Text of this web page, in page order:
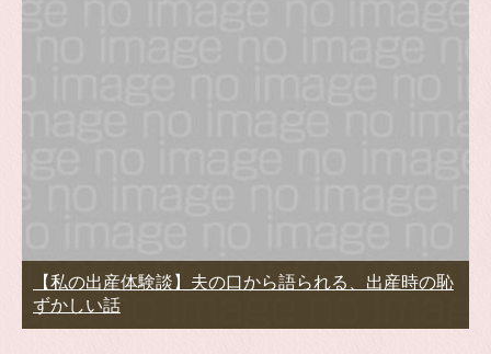
【私の出産体験談】夫の口から語られる、出産時の恥
ずかしい話